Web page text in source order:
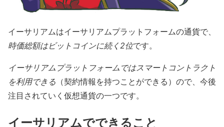
イーサリアムはイーサリアムプラットフォームの通貨で、
時価総額はビットコインに続く2位です。
イーサリアムプラットフォームではスマートコントラクト
を利用できる （契約情報を持つことができる）ので、今後
注目されていく仮想通貨の一つです。
イーサリアムでできること